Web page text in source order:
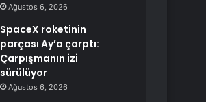
Ağustos 6, 2026
SpaceX roketinin
parçası Ay’a çarptı:
Çarpışmanın izi
sürülüyor
Ağustos 6, 2026